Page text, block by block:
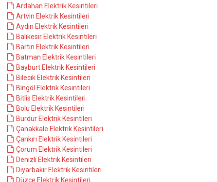
Ardahan Elektrik Kesintileri
Artvin Elektrik Kesintileri
Aydın Elektrik Kesintileri
Balıkesir Elektrik Kesintileri
Bartın Elektrik Kesintileri
Batman Elektrik Kesintileri
Bayburt Elektrik Kesintileri
Bilecik Elektrik Kesintileri
Bingöl Elektrik Kesintileri
Bitlis Elektrik Kesintileri
Bolu Elektrik Kesintileri
Burdur Elektrik Kesintileri
Çanakkale Elektrik Kesintileri
Çankırı Elektrik Kesintileri
Çorum Elektrik Kesintileri
Denizli Elektrik Kesintileri
Diyarbakır Elektrik Kesintileri
Düzce Elektrik Kesintileri